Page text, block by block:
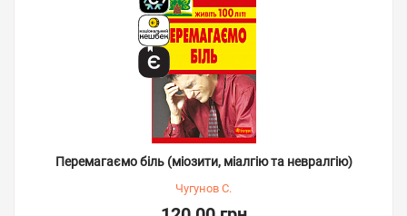
Перемагаємо біль (міозити, міалгію та невралгію)
Чугунов С.